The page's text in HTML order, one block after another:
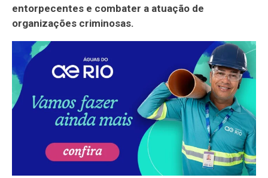
entorpecentes e combater a atuação de
organizações criminosas.